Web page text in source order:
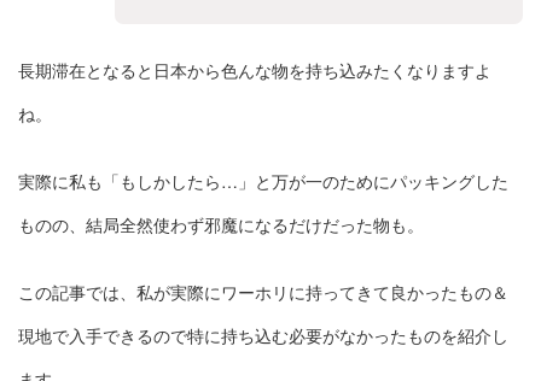
長期滞在となると日本から色んな物を持ち込みたくなりますよ
ね。
実際に私も「もしかしたら…」と万が一のためにパッキングした
ものの、結局全然使わず邪魔になるだけだった物も。
この記事では、私が実際にワーホリに持ってきて良かったもの＆
現地で入手できるので特に持ち込む必要がなかったものを紹介し